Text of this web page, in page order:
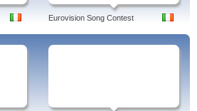
Eurovision Song Contest